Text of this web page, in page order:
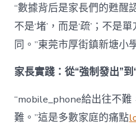
“數據背后是家長們的甦醒
不是‘堵’，而是‘疏’；不是
同。”東莞市厚街鎮新塘小
家長實踐：從“強制發出”到
“mobile_phone給出往不難
難。”這是多數家庭的痛點